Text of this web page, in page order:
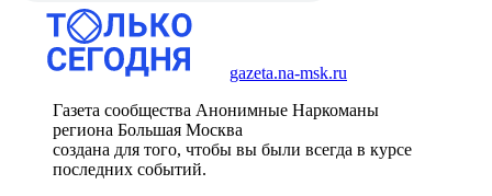
gazeta.na-msk.ru
Газета сообщества Анонимные Наркоманы
региона Большая Москва
создана для того, чтобы вы были всегда в курсе
последних событий.